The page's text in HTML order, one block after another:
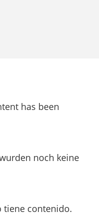
has been
noch keine
tiene contenido.